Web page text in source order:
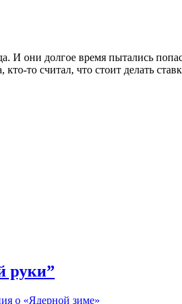
И они долгое время пытались
то считал, что стоит делать
руки”